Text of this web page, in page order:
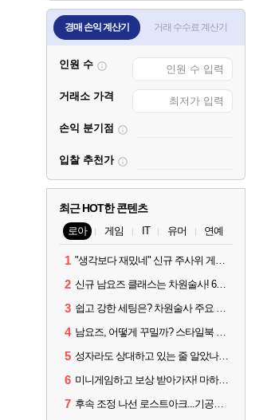
경매 손익 계산기 거래 수수료 계산기
인원 수
거래소 가격
손익 분기점
입찰 추천가
최근 HOT한 콘텐츠
로아 게임 IT 유머 연예
1 "생각보다 재밌네" 신규 주사위 게임 티카투카 호평
2 신규 남요즈 클래스는 차원술사! 6월 20일 로아온 썸머 정리
3 쉽고 강한 세팅은? 차원술사 주요 빌드와 스킬 코드
4 남요즈, 어떻게 꾸밀까? 스타일북 인기 차원술사 커스터마이즈
5 성자라도 상대하고 있는 줄 알았나? 벨가르딘 이모저모
6 미니게임하고 보상 받아가자! 마하라카 썸머 캠프 할 일은?
7 후속 조정 나선 로스트아크...기공사, 차원술사 하향